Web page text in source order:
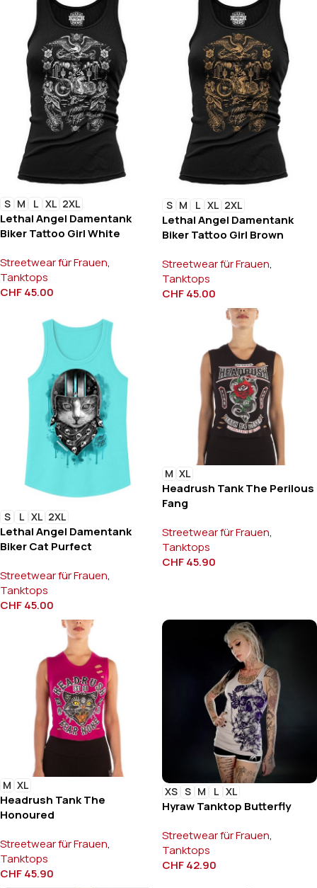
S M L XL 2XL
Lethal Angel Damentank
Biker Tattoo Girl White
Streetwear für Frauen,
Tanktops
CHF45.00
S M L XL 2XL
Lethal Angel Damentank
Biker Tattoo Girl Brown
Streetwear für Frauen,
Tanktops
CHF45.00
S L XL 2XL
Lethal Angel Damentank
Biker Cat Purfect
Streetwear für Frauen,
Tanktops
CHF45.00
M XL
Headrush Tank The Perilous
Fang
Streetwear für Frauen,
Tanktops
CHF45.90
M XL
Headrush Tank The
Honoured
Streetwear für Frauen,
Tanktops
CHF45.90
XS S M L XL
Hyraw Tanktop Butterfly
Streetwear für Frauen,
Tanktops
CHF42.90